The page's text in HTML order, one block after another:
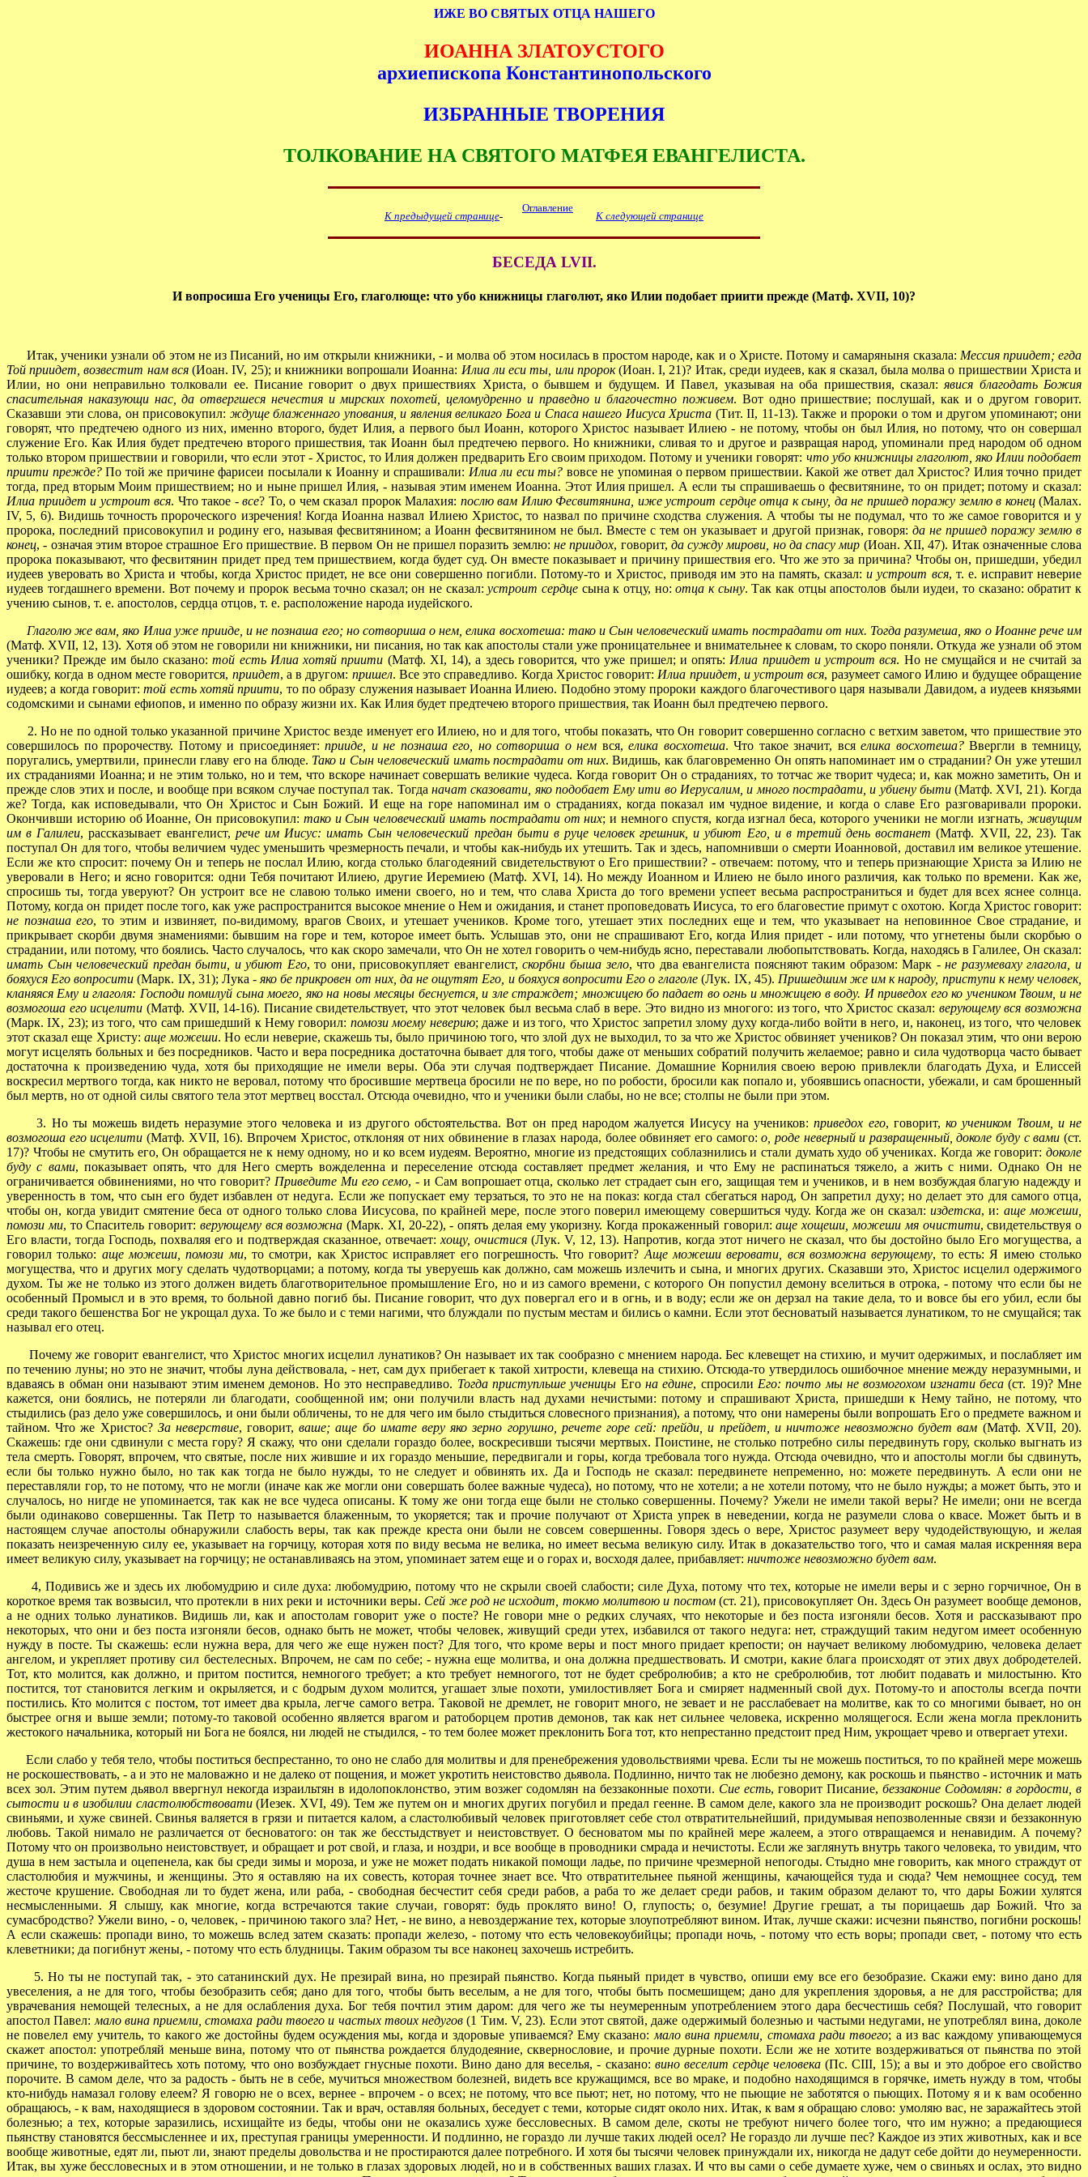
ИЖЕ ВО СВЯТЫХ ОТЦА НАШЕГО
ИОАННА ЗЛАТОУСТОГО
архиепископа Константинопольского
ИЗБРАННЫЕ ТВОРЕНИЯ
ТОЛКОВАНИЕ НА СВЯТОГО МАТФЕЯ ЕВАНГЕЛИСТА.
К предыдущей странице
Оглавление
К следующей странице
БЕСЕДА LVII.
И вопросиша Его ученицы Его, глаголюще: что убо книжницы глаголют, яко Илии подобает приити прежде (Матф. XVII, 10)?
Итак, ученики узнали об этом не из Писаний, но им открыли книжники, - и молва об этом носилась в простом народе, как и о Христе. Потому и самаряныня сказала: Мессия приидет; егда
Той приидет, возвестит нам вся(Иоан. IV, 25); и книжники вопрошали Иоанна: Илиа ли еси ты, или пророк(Иоан. I, 21)? Итак, среди иудеев, как я сказал, была молва о пришествии Христа и
Илии, но они неправильно толковали ее. Писание говорит о двух пришествиях Христа, о бывшем и будущем. И Павел, указывая на оба пришествия, сказал:явися благодать Божия
спасительная наказующи нас, да отвергшеся нечестия и мирских похотей, целомудренно и праведно и благочестно поживем. Вот одно пришествие; послушай, как и о другом говорит.
Сказавши эти слова, он присовокупил: ждуще блаженнаго упования, и явления великаго Бога и Спаса нашего Иисуса Христа (Тит. II, 11-13). Также и пророки о том и другом упоминают; они
говорят, что предтечею одного из них, именно второго, будет Илия, а первого был Иоанн, которого Христос называет Илиею - не потому, чтобы он был Илия, но потому, что он совершал
служение Его. Как Илия будет предтечею второго пришествия, так Иоанн был предтечею первого. Но книжники, сливая то и другое и развращая народ, упоминали пред народом об одном
только втором пришествии и говорили, что если этот - Христос, то Илия должен предварить Его своим приходом. Потому и ученики говорят: что убо книжницы глаголют, яко Илии подобает
приити прежде?По той же причине фарисеи посылали к Иоанну и спрашивали: Илиа ли еси ты? вовсе не упоминая о первом пришествии. Какой же ответ дал Христос? Илия точно придет
тогда, пред вторым Моим пришествием; но и ныне пришел Илия, - называя этим именем Иоанна. Этот Илия пришел. А если ты спрашиваешь о фесвитянине, то он придет; потому и сказал:
Илиа приидет и устроит вся. Что такое - все? То, о чем сказал пророк Малахия: послю вам Илию Фесвитянина, иже устроит сердце отца к сыну, да не пришед поражу землю в конец(Малах.
IV, 5, 6). Видишь точность пророческого изречения! Когда Иоанна назвал Илиею Христос, то назвал по причине сходства служения. А чтобы ты не подумал, что то же самое говорится и у
пророка, последний присовокупил и родину его, называя фесвитянином; а Иоанн фесвитянином не был. Вместе с тем он указывает и другой признак, говоря: да не пришед поражу землю в
конец, - означая этим второе страшное Его пришествие. В первом Он не пришел поразить землю: не приидох, говорит, да сужду мирови, но да спасу мир (Иоан. XII, 47). Итак означенные слова
пророка показывают, что фесвитянин придет пред тем пришествием, когда будет суд. Он вместе показывает и причину пришествия его. Что же это за причина? Чтобы он, пришедши, убедил
иудеев уверовать во Христа и чтобы, когда Христос придет, не все они совершенно погибли. Потому-то и Христос, приводя им это на память, сказал:и устроит вся, т. е. исправит неверие
иудеев тогдашнего времени. Вот почему и пророк весьма точно сказал; он не сказал:устроит сердце сына к отцу, но:отца к сыну. Так как отцы апостолов были иудеи, то сказано: обратит к
учению сынов, т. е. апостолов, сердца отцов, т. е. расположение народа иудейского.
Глаголю же вам, яко Илиа уже прииде, и не познаша его; но сотвориша о нем, елика восхотеша: тако и Сын человеческий имать пострадати от них. Тогда разумеша, яко о Иоанне рече им
(Матф. XVII, 12, 13). Хотя об этом не говорили ни книжники, ни писания, но так как апостолы стали уже проницательнее и внимательнее к словам, то скоро поняли. Откуда же узнали об этом
ученики? Прежде им было сказано:той есть Илиа хотяй приити (Матф. XI, 14), а здесь говорится, что уже пришел; и опять: Илиа приидет и устроит вся. Но не смущайся и не считай за
ошибку, когда в одном месте говорится, приидет, а в другом: пришел. Все это справедливо. Когда Христос говорит: Илиа приидет, и устроит вся, разумеет самого Илию и будущее обращение
иудеев; а когда говорит:той есть хотяй приити, то по образу служения называет Иоанна Илиею. Подобно этому пророки каждого благочестивого царя называли Давидом, а иудеев князьями
содомскими и сынами ефиопов, и именно по образу жизни их. Как Илия будет предтечею второго пришествия, так Иоанн был предтечею первого.
2. Но не по одной только указанной причине Христос везде именует его Илиею, но и для того, чтобы показать, что Он говорит совершенно согласно с ветхим заветом, что пришествие это
совершилось по пророчеству. Потому и присоединяет: прииде, и не познаша его, но сотвориша о нем вся, елика восхотеша. Что такое значит, вся елика восхотеша?Ввергли в темницу,
поругались, умертвили, принесли главу его на блюде. Тако и Сын человеческий имать пострадати от них. Видишь, как благовременно Он опять напоминает им о страдании? Он уже утешил
их страданиями Иоанна; и не этим только, но и тем, что вскоре начинает совершать великие чудеса. Когда говорит Он о страданиях, то тотчас же творит чудеса; и, как можно заметить, Он и
прежде слов этих и после, и вообще при всяком случае поступал так. Тогда начат сказовати, яко подобает Ему ити во Иерусалим, и много пострадати, и убиену быти(Матф. XVI, 21). Когда
же? Тогда, как исповедывали, что Он Христос и Сын Божий. И еще на горе напоминал им о страданиях, когда показал им чудное видение, и когда о славе Его разговаривали пророки.
Окончивши историю об Иоанне, Он присовокупил: тако и Сын человеческий имать пострадати от них; и немного спустя, когда изгнал беса, которого ученики не могли изгнать,живущим
им в Галилеи, рассказывает евангелист, рече им Иисус: имать Сын человеческий предан быти в руце человек грешник, и убиют Его, и в третий день востанет (Матф. XVII, 22, 23). Так
поступал Он для того, чтобы величием чудес уменьшить чрезмерность печали, и чтобы как-нибудь их утешить. Так и здесь, напомнивши о смерти Иоанновой, доставил им великое утешение.
Если же кто спросит: почему Он и теперь не послал Илию, когда столько благодеяний свидетельствуют о Его пришествии? - отвечаем: потому, что и теперь признающие Христа за Илию не
уверовали в Него; и ясно говорится: одни Тебя почитают Илиею, другие Иеремиею (Матф. XVI, 14). Но между Иоанном и Илиею не было иного различия, как только по времени. Как же,
спросишь ты, тогда уверуют? Он устроит все не славою только имени своего, но и тем, что слава Христа до того времени успеет весьма распространиться и будет для всех яснее солнца.
Потому, когда он придет после того, как уже распространится высокое мнение о Нем и ожидания, и станет проповедовать Иисуса, то его благовестие примут с охотою. Когда Христос говорит:
не познаша его, то этим и извиняет, по-видимому, врагов Своих, и утешает учеников. Кроме того, утешает этих последних еще и тем, что указывает на неповинное Свое страдание, и
прикрывает скорби двумя знамениями: бывшим на горе и тем, которое имеет быть. Услышав это, они не спрашивают Его, когда Илия придет - или потому, что угнетены были скорбью о
страдании, или потому, что боялись. Часто случалось, что как скоро замечали, что Он не хотел говорить о чем-нибудь ясно, переставали любопытствовать. Когда, находясь в Галилее, Он сказал:
имать Сын человеческий предан быти, и убиют Его, то они, присовокупляет евангелист,скорбни быша зело, что два евангелиста поясняют таким образом: Марк -не разумеваху глагола, и
бояхуся Его вопросити (Марк. IX, 31); Лука -яко бе прикровен от них, да не ощутят Его, и бояхуся вопросити Его о глаголе (Лук. IX, 45). Пришедшим же им к народу, приступи к нему человек,
кланяяся Ему и глаголя: Господи помилуй сына моего, яко на новы месяцы беснуется, и зле страждет; множицею бо падает во огнь и множицею в воду. И приведох его ко учеником Твоим, и не
возмогоша его исцелити (Матф. XVII, 14-16). Писание свидетельствует, что этот человек был весьма слаб в вере. Это видно из многого: из того, что Христос сказал: верующему вся возможна
(Марк. IX, 23); из того, что сам пришедший к Нему говорил: помози моему неверию; даже и из того, что Христос запретил злому духу когда-либо войти в него, и, наконец, из того, что человек
этот сказал еще Христу: аще можеши. Но если неверие, скажешь ты, было причиною того, что злой дух не выходил, то за что же Христос обвиняет учеников? Он показал этим, что они верою
могут исцелять больных и без посредников. Часто и вера посредника достаточна бывает для того, чтобы даже от меньших собратий получить желаемое; равно и сила чудотворца часто бывает
достаточна к произведению чуда, хотя бы приходящие не имели веры. Оба эти случая подтверждает Писание. Домашние Корнилия своею верою привлекли благодать Духа, и Елиссей
воскресил мертвого тогда, как никто не веровал, потому что бросившие мертвеца бросили не по вере, но по робости, бросили как попало и, убоявшись опасности, убежали, и сам брошенный
был мертв, но от одной силы святого тела этот мертвец восстал. Отсюда очевидно, что и ученики были слабы, но не все; столпы не были при этом.
3. Но ты можешь видеть неразумие этого человека и из другого обстоятельства. Вот он пред народом жалуется Иисусу на учеников:приведох его, говорит,ко учеником Твоим, и не
возмогоша его исцелити (Матф. XVII, 16). Впрочем Христос, отклоняя от них обвинение в глазах народа, более обвиняет его самого:о, роде неверный и развращенный, доколе буду с вами (ст.
17)? Чтобы не смутить его, Он обращается не к нему одному, но и ко всем иудеям. Вероятно, многие из предстоящих соблазнились и стали думать худо об учениках. Когда же говорит: доколе
буду с вами, показывает опять, что для Него смерть вожделенна и переселение отсюда составляет предмет желания, и что Ему не распинаться тяжело, а жить с ними. Однако Он не
ограничивается обвинениями, но что говорит? Приведите Ми его семо, - и Сам вопрошает отца, сколько лет страдает сын его, защищая тем и учеников, и в нем возбуждая благую надежду и
уверенность в том, что сын его будет избавлен от недуга. Если же попускает ему терзаться, то это не на показ: когда стал сбегаться народ, Он запретил духу; но делает это для самого отца,
чтобы он, когда увидит смятение беса от одного только слова Иисусова, по крайней мере, после этого поверил имеющему совершиться чуду. Когда же он сказал:издетска, и: аще можеши,
помози ми, то Спаситель говорит: верующему вся возможна (Марк. XI, 20-22), - опять делая ему укоризну. Когда прокаженный говорил:аще хощеши, можеши мя очистити, свидетельствуя о
Его власти, тогда Господь, похваляя его и подтверждая сказанное, отвечает: хощу, очистися(Лук. V, 12, 13). Напротив, когда этот ничего не сказал, что бы достойно было Его могущества, а
говорил только: аще можеши, помози ми, то смотри, как Христос исправляет его погрешность. Что говорит? Аще можеши веровати, вся возможна верующему, то есть: Я имею столько
могущества, что и других могу сделать чудотворцами; а потому, когда ты уверуешь как должно, сам можешь излечить и сына, и многих других. Сказавши это, Христос исцелил одержимого
духом. Ты же не только из этого должен видеть благотворительное промышление Его, но и из самого времени, с которого Он попустил демону вселиться в отрока, - потому что если бы не
особенный Промысл и в это время, то больной давно погиб бы. Писание говорит, что дух повергал его и в огнь, и в воду; если же он дерзал на такие дела, то и вовсе бы его убил, если бы
среди такого бешенства Бог не укрощал духа. То же было и с теми нагими, что блуждали по пустым местам и бились о камни. Если этот бесноватый называется лунатиком, то не смущайся; так
называл его отец.
Почему же говорит евангелист, что Христос многих исцелил лунатиков? Он называет их так сообразно с мнением народа. Бес клевещет на стихию, и мучит одержимых, и послабляет им
по течению луны; но это не значит, чтобы луна действовала, - нет, сам дух прибегает к такой хитрости, клевеща на стихию. Отсюда-то утвердилось ошибочное мнение между неразумными, и
вдаваясь в обман они называют этим именем демонов. Но это несправедливо. Тогда приступльше ученицы Егона едине, спросили Его: почто мы не возмогохом изгнати беса (ст. 19)? Мне
кажется, они боялись, не потеряли ли благодати, сообщенной им; они получили власть над духами нечистыми: потому и спрашивают Христа, пришедши к Нему тайно, не потому, что
стыдились (раз дело уже совершилось, и они были обличены, то не для чего им было стыдиться словесного признания), а потому, что они намерены были вопрошать Его о предмете важном и
тайном. Что же Христос? За неверствие, говорит,ваше; аще бо имате веру яко зерно горушно, речете горе сей: прейди, и прейдет, и ничтоже невозможно будет вам (Матф. XVII, 20).
Скажешь: где они сдвинули с места гору? Я скажу, что они сделали гораздо более, воскресивши тысячи мертвых. Поистине, не столько потребно силы передвинуть гору, сколько выгнать из
тела смерть. Говорят, впрочем, что святые, после них жившие и их гораздо меньшие, передвигали и горы, когда требовала того нужда. Отсюда очевидно, что и апостолы могли бы сдвинуть,
если бы только нужно было, но так как тогда не было нужды, то не следует и обвинять их. Да и Господь не сказал: передвинете непременно, но: можете передвинуть. А если они не
переставляли гор, то не потому, что не могли (иначе как же могли они совершать более важные чудеса), но потому, что не хотели; а не хотели потому, что не было нужды; а может быть, это и
случалось, но нигде не упоминается, так как не все чудеса описаны. К тому же они тогда еще были не столько совершенны. Почему? Ужели не имели такой веры? Не имели; они не всегда
были одинаково совершенны. Так Петр то называется блаженным, то укоряется; так и прочие получают от Христа упрек в неведении, когда не разумели слова о квасе. Может быть и в
настоящем случае апостолы обнаружили слабость веры, так как прежде креста они были не совсем совершенны. Говоря здесь о вере, Христос разумеет веру чудодействующую, и желая
показать неизреченную силу ее, указывает на горчицу, которая хотя по виду весьма не велика, но имеет весьма великую силу. Итак в доказательство того, что и самая малая искренняя вера
имеет великую силу, указывает на горчицу; не останавливаясь на этом, упоминает затем еще и о горах и, восходя далее, прибавляет: ничтоже невозможно будет вам.
4, Подивись же и здесь их любомудрию и силе духа: любомудрию, потому что не скрыли своей слабости; силе Духа, потому что тех, которые не имели веры и с зерно горчичное, Он в
короткое время так возвысил, что протекли в них реки и источники веры. Сей же род не исходит, токмо молитвою и постом(ст. 21), присовокупляет Он. Здесь Он разумеет вообще демонов,
а не одних только лунатиков. Видишь ли, как и апостолам говорит уже о посте? Не говори мне о редких случаях, что некоторые и без поста изгоняли бесов. Хотя и рассказывают про
некоторых, что они и без поста изгоняли бесов, однако быть не может, чтобы человек, живущий среди утех, избавился от такого недуга: нет, страждущий таким недугом имеет особенную
нужду в посте. Ты скажешь: если нужна вера, для чего же еще нужен пост? Для того, что кроме веры и пост много придает крепости; он научает великому любомудрию, человека делает
ангелом, и укрепляет противу сил бестелесных. Впрочем, не сам по себе; - нужна еще молитва, и она должна предшествовать. И смотри, какие блага происходят от этих двух добродетелей.
Тот, кто молится, как должно, и притом постится, немногого требует; а кто требует немногого, тот не будет сребролюбив; а кто не сребролюбив, тот любит подавать и милостыню. Кто
постится, тот становится легким и окрыляется, и с бодрым духом молится, угашает злые похоти, умилостивляет Бога и смиряет надменный свой дух. Потому-то и апостолы всегда почти
постились. Кто молится с постом, тот имеет два крыла, легче самого ветра. Таковой не дремлет, не говорит много, не зевает и не расслабевает на молитве, как то со многими бывает, но он
быстрее огня и выше земли; потому-то таковой особенно является врагом и ратоборцем против демонов, так как нет сильнее человека, искренно молящегося. Если жена могла преклонить
жестокого начальника, который ни Бога не боялся, ни людей не стыдился, - то тем более может преклонить Бога тот, кто непрестанно предстоит пред Ним, укрощает чрево и отвергает утехи.
Если слабо у тебя тело, чтобы поститься беспрестанно, то оно не слабо для молитвы и для пренебрежения удовольствиями чрева. Если ты не можешь поститься, то по крайней мере можешь
не роскошествовать, - а и это не маловажно и не далеко от пощения, и может укротить неистовство дьявола. Подлинно, ничто так не любезно демону, как роскошь и пьянство - источник и мать
всех зол. Этим путем дьявол ввергнул некогда израильтян в идолопоклонство, этим возжег содомлян на беззаконные похоти. Сие есть, говорит Писание,беззаконие Содомлян: в гордости, в
сытости и в изобилии сластолюбствовати(Иезек. XVI, 49). Тем же путем он и многих других погубил и предал геенне. В самом деле, какого зла не производит роскошь? Она делает людей
свиньями, и хуже свиней. Свинья валяется в грязи и питается калом, а сластолюбивый человек приготовляет себе стол отвратительнейший, придумывая непозволенные связи и беззаконную
любовь. Такой нимало не различается от бесноватого: он так же бесстыдствует и неистовствует. О бесноватом мы по крайней мере жалеем, а этого отвращаемся и ненавидим. А почему?
Потому что он произвольно неистовствует, и обращает и рот свой, и глаза, и ноздри, и все вообще в проводники смрада и нечистоты. Если же заглянуть внутрь такого человека, то увидим, что
душа в нем застыла и оцепенела, как бы среди зимы и мороза, и уже не может подать никакой помощи ладье, по причине чрезмерной непогоды. Стыдно мне говорить, как много страждут от
сластолюбия и мужчины, и женщины. Это я оставляю на их совесть, которая точнее знает все. Что отвратительнее пьяной женщины, качающейся туда и сюда? Чем немощнее сосуд, тем
жесточе крушение. Свободная ли то будет жена, или раба, - свободная бесчестит себя среди рабов, а раба то же делает среди рабов, и таким образом делают то, что дары Божии хулятся
несмысленными. Я слышу, как многие, когда встречаются такие случаи, говорят: будь проклято вино! О, глупость; о, безумие! Другие грешат, а ты порицаешь дар Божий. Что за
сумасбродство? Ужели вино, - о, человек, - причиною такого зла? Нет, - не вино, а невоздержание тех, которые злоупотребляют вином. Итак, лучше скажи: исчезни пьянство, погибни роскошь!
А если скажешь: пропади вино, то можешь вслед затем сказать: пропади железо, - потому что есть человекоубийцы; пропади ночь, - потому что есть воры; пропади свет, - потому что есть
клеветники; да погибнут жены, - потому что есть блудницы. Таким образом ты все наконец захочешь истребить.
5. Но ты не поступай так, - это сатанинский дух. Не презирай вина, но презирай пьянство. Когда пьяный придет в чувство, опиши ему все его безобразие. Скажи ему: вино дано для
увеселения, а не для того, чтобы безобразить себя; дано для того, чтобы быть веселым, а не для того, чтобы быть посмешищем; дано для укрепления здоровья, а не для расстройства; для
уврачевания немощей телесных, а не для ослабления духа. Бог тебя почтил этим даром: для чего же ты неумеренным употреблением этого дара бесчестишь себя? Послушай, что говорит
апостол Павел: мало вина приемли, стомаха ради твоего и частых твоих недугов (1 Тим. V, 23). Если этот святой, даже одержимый болезнью и частыми недугами, не употреблял вина, доколе
не повелел ему учитель, то какого же достойны будем осуждения мы, когда и здоровые упиваемся? Ему сказано: мало вина приемли, стомаха ради твоего; а из вас каждому упивающемуся
скажет апостол: употребляй меньше вина, потому что от пьянства рождается блудодеяние, сквернословие, и прочие дурные похоти. Если же не хотите воздерживаться от пьянства по этой
причине, то воздерживайтесь хоть потому, что оно возбуждает гнусные похоти. Вино дано для веселья, - сказано: вино веселит сердце человека(Пс. CIII, 15); а вы и это доброе его свойство
порочите. В самом деле, что за радость - быть не в себе, мучиться множеством болезней, видеть все кружащимся, все во мраке, и подобно находящимся в горячке, иметь нужду в том, чтобы
кто-нибудь намазал голову елеем? Я говорю не о всех, вернее - впрочем - о всех; не потому, что все пьют; нет, но потому, что не пьющие не заботятся о пьющих. Потому я и к вам особенно
обращаюсь, - к вам, находящиеся в здоровом состоянии. Так и врач, оставляя больных, беседует с теми, которые сидят около них. Итак, к вам я обращаю слово: умоляю вас, не заражайтесь этой
болезнью; а тех, которые заразились, исхищайте из беды, чтобы они не оказались хуже бессловесных. В самом деле, скоты не требуют ничего более того, что им нужно; а предающиеся
пьянству становятся бессмысленнее и их, преступая границы умеренности. И подлинно, не гораздо ли лучше таких людей осел? Не гораздо ли лучше пес? Каждое из этих животных, как и все
вообще животные, едят ли, пьют ли, знают пределы довольства и не простираются далее потребного. И хотя бы тысячи человек принуждали их, никогда не дадут себе дойти до неумеренности.
Итак, вы хуже бессловесных и в этом отношении, и не только в глазах здоровых людей, но и в собственных ваших глазах. И что вы сами о себе думаете хуже, чем о свиньях и ослах, это видно